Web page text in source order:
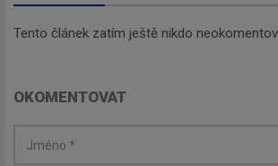
Tento článek zatím ještě nikdo
OKOMENTOVAT